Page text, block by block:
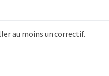
au moins un correctif.